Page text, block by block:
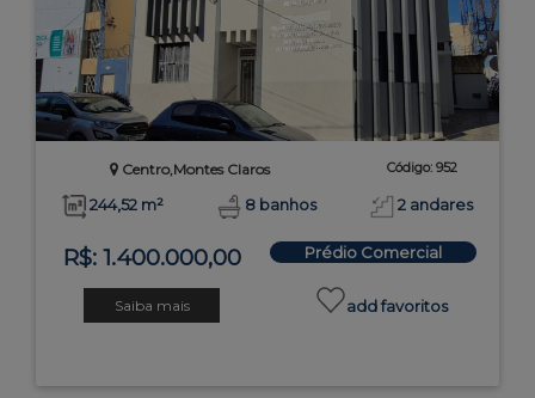
Centro,Montes Claros Código: 952
244,52 m² 8 banhos 2 andares
R$: 1.400.000,00 Prédio Comercial
Saiba mais add favoritos